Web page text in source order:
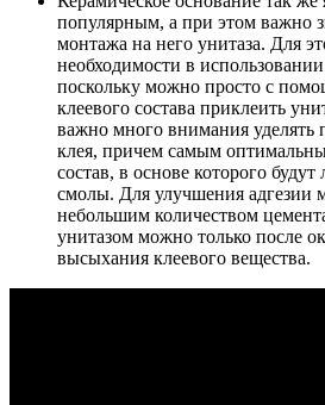
популярным, а при этом важно
монтажа на него унитаза. Для
необходимости в
поскольку можно просто с
клеевого состава приклеить
важно много внимания уделять
клея, причем самым
состав, в основе которого
смолы. Для улучшения адгезии
небольшим количеством
унитазом можно только после
высыхания клеевого вещества.